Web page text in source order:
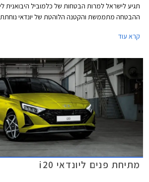
תגיע לישראל למרות הבטחות של כלמוביל היבואנית
ההבטחה מתממשת והקטנה הלוהטת של יונדאי נוחתת
i20 N מוצעת במחיר 175,900 ₪.
קרא עוד
מתיחת פנים ליונדאי i20